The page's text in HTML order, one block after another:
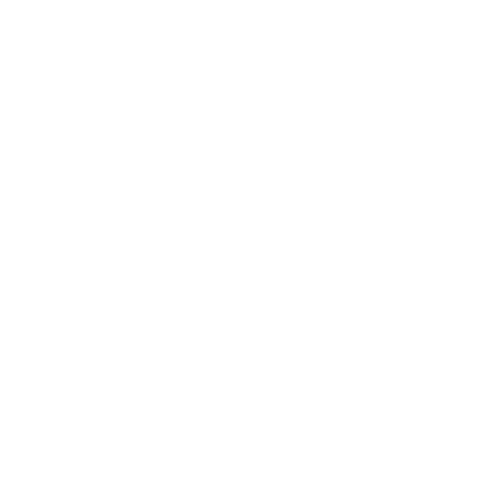
4.0 Jüp